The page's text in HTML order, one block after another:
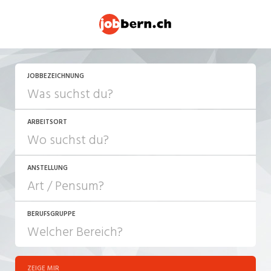
JOBBEZEICHNUNG
ARBEITSORT
ANSTELLUNG
JOB-TYP
Festanstellung
BERUFSGRUPPE
ZEIGE MIR